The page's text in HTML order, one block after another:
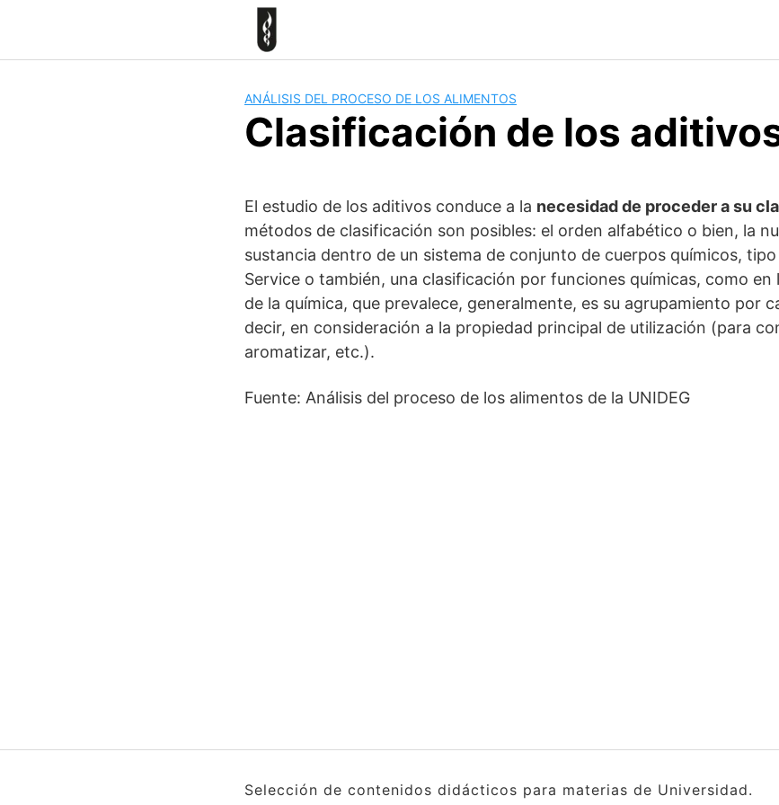
ANÁLISIS DEL PROCESO DE LOS ALIMENTOS
Clasificación de los
El estudio de los aditivos conduce a la necesidad de proceder a su
métodos de clasificación son posibles: el orden alfabético o bien, la
sustancia dentro de un sistema de conjunto de cuerpos químicos,
Service o también, una clasificación por funciones químicas, como en
de la química, que prevalece, generalmente, es su agrupamiento por
decir, en consideración a la propiedad principal de utilización (para
aromatizar, etc.).
Fuente: Análisis del proceso de los alimentos de la UNIDEG
Selección de contenidos didácticos para materias de Universidad.